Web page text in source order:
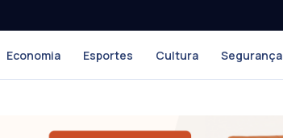
Economia Esportes Cultura Segurança